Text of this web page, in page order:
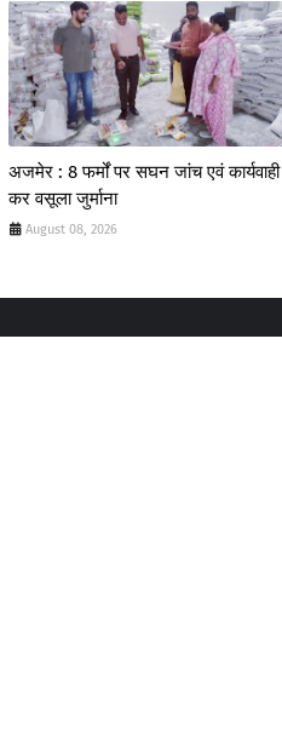
अजमेर : 8 फर्मों पर सघन जांच एवं कार्यवाही
कर वसूला जुर्माना
August 08, 2026